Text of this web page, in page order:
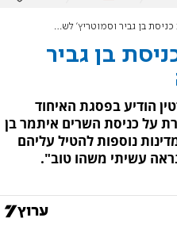
בן גביר וסמוטריץ' לשטחה
בן גביר
הודיע בפסגת האיחוד
על כניסת השרים איתמר בן
נוספות להטיל עליהם
עשיתי משהו טוב".